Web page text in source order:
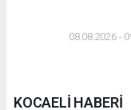
08.08.2026 -
KOCAELİ HABERİ